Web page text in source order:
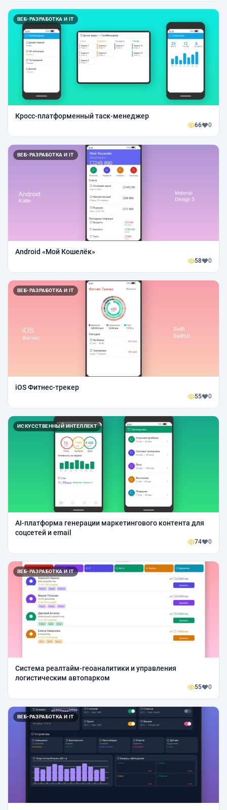
ВЕБ-РАЗРАБОТКА И IT
Кросс-платформенный таск-менеджер
66 0
ВЕБ-РАЗРАБОТКА И IT
Android «Мой Кошелёк»
58 0
ВЕБ-РАЗРАБОТКА И IT
iOS Фитнес-трекер
55 0
ИСКУССТВЕННЫЙ ИНТЕЛЛЕКТ
AI-платформа генерации маркетингового контента для
соцсетей и email
74 0
ВЕБ-РАЗРАБОТКА И IT
Система реалтайм-геоаналитики и управления
логистическим автопарком
55 0
ВЕБ-РАЗРАБОТКА И IT